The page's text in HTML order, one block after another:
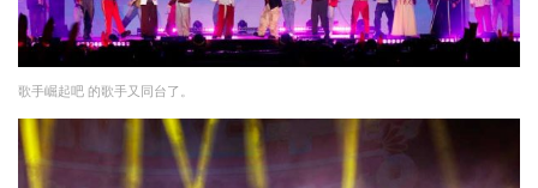
歌⼿崛起吧 的歌手又同台了。